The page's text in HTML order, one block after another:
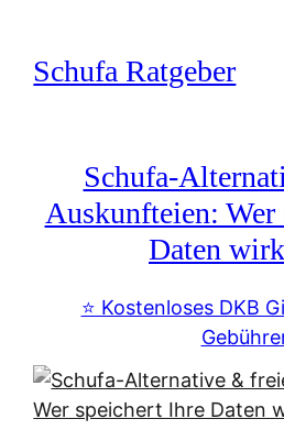
springen
Schufa Ratgeber
Schufa-
Auskunfteien: Wer
Daten
⭐️ Kostenloses DKB